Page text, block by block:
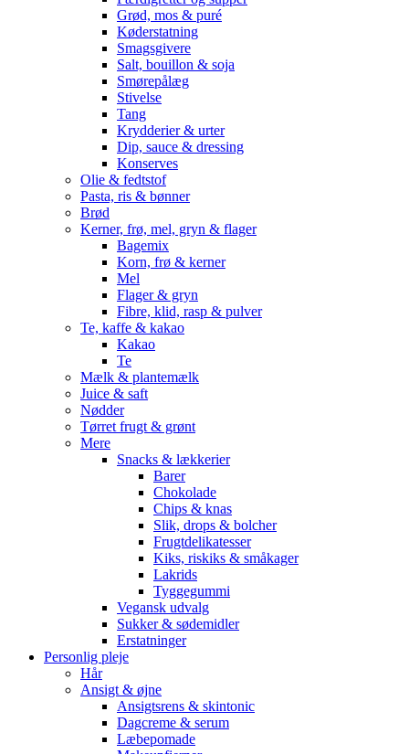
Grød, mos & puré
Køderstatning
Smagsgivere
Salt, bouillon & soja
Smørepålæg
Stivelse
Tang
Krydderier & urter
Dip, sauce & dressing
Konserves
Olie & fedtstof
Pasta, ris & bønner
Brød
Kerner, frø, mel, gryn & flager
Bagemix
Korn, frø & kerner
Mel
Flager & gryn
Fibre, klid, rasp & pulver
Te, kaffe & kakao
Kakao
Te
Mælk & plantemælk
Juice & saft
Nødder
Tørret frugt & grønt
Mere
Snacks & lækkerier
Barer
Chokolade
Chips & knas
Slik, drops & bolcher
Frugtdelikatesser
Kiks, riskiks & småkager
Lakrids
Tyggegummi
Vegansk udvalg
Sukker & sødemidler
Erstatninger
Personlig pleje
Hår
Ansigt & øjne
Ansigtsrens & skintonic
Dagcreme & serum
Læbepomade